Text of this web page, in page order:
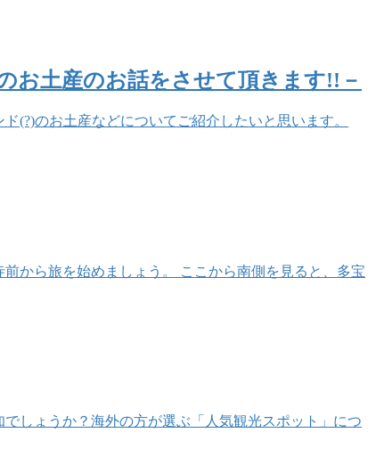
お土産のお話をさせて頂きます!!－
(?)のお土産などについてご紹介したいと思います。
から旅を始めましょう。 ここから南側を見ると、多宝
しょうか？海外の方が選ぶ「人気観光スポット」につ